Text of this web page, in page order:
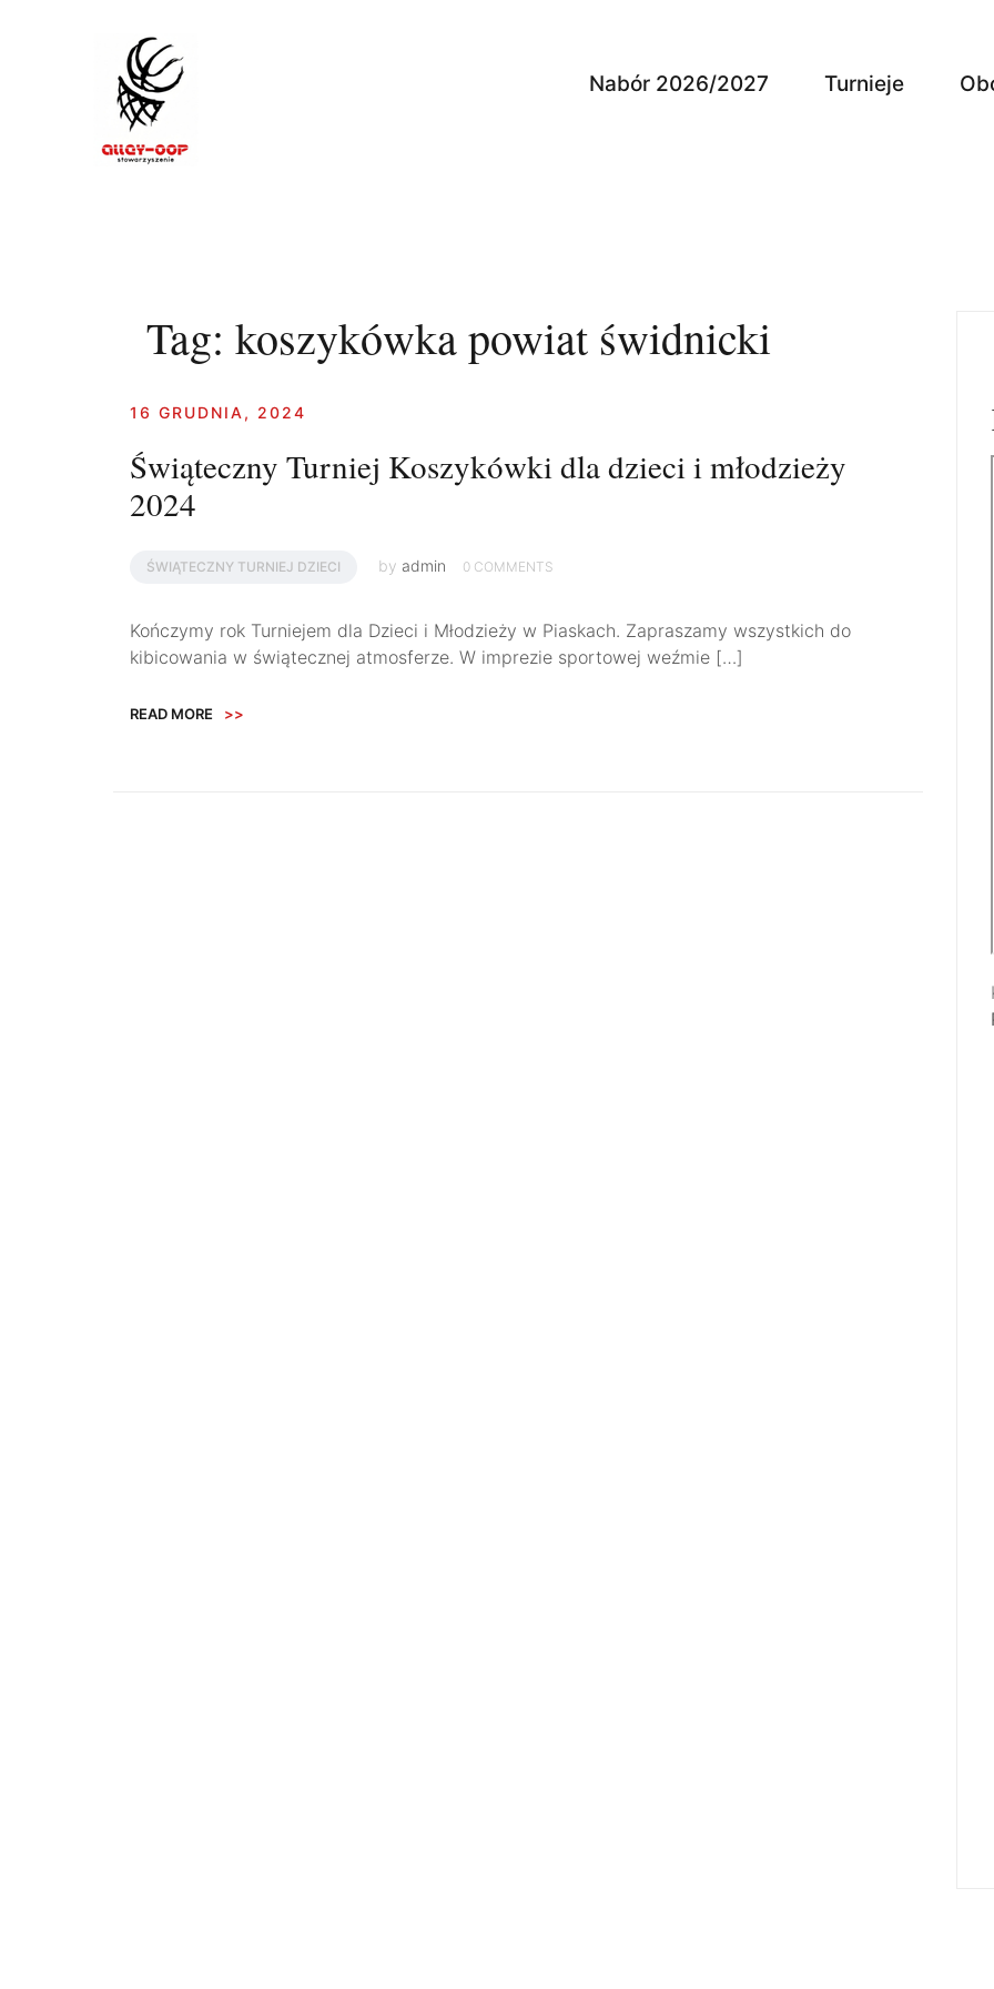
Nabór 2026/2027 Turnieje
Tag: koszykówka powiat świdnicki
16 GRUDNIA, 2024
Świąteczny Turniej Koszykówki dla dzieci i młodzieży
2024
ŚWIĄTECZNY TURNIEJ DZIECI by admin 0 COMMENTS
Kończymy rok Turniejem dla Dzieci i Młodzieży w Piaskach. Zapraszamy wszystkich do
kibicowania w świątecznej atmosferze. W imprezie sportowej weźmie […]
READ MORE >>